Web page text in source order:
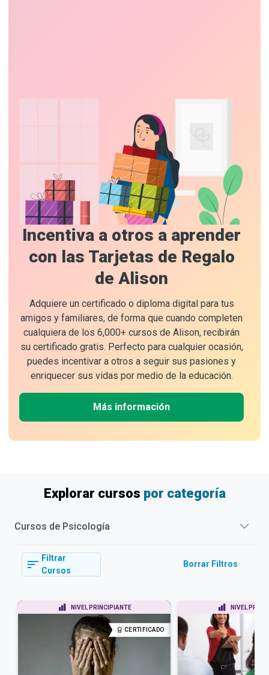
Incentiva a otros a aprender
con las Tarjetas de Regalo
de Alison
Adquiere un certificado o diploma digital para tus
amigos y familiares, de forma que cuando completen
cualquiera de los 6,000+ cursos de Alison, recibirán
su certificado gratis. Perfecto para cualquier ocasión,
puedes incentivar a otros a seguir sus pasiones y
enriquecer sus vidas por medio de la educación.
Más información
Explorar cursos por categoría
Cursos de Psicología
Filtrar
Cursos
Borrar Filtros
NIVEL PRINCIPIANTE
CERTIFICADO
NIVEL